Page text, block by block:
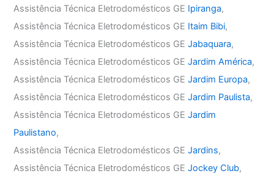
Assistência Técnica Eletrodomésticos GE Ipiranga,
Assistência Técnica Eletrodomésticos GE Itaim Bibi,
Assistência Técnica Eletrodomésticos GEJabaquara,
Assistência Técnica Eletrodomésticos GEJardim América,
Assistência Técnica Eletrodomésticos GEJardim Europa,
Assistência Técnica Eletrodomésticos GEJardim Paulista,
Assistência Técnica Eletrodomésticos GEJardim
Paulistano,
Assistência Técnica Eletrodomésticos GEJardins,
Assistência Técnica Eletrodomésticos GEJockey Club,